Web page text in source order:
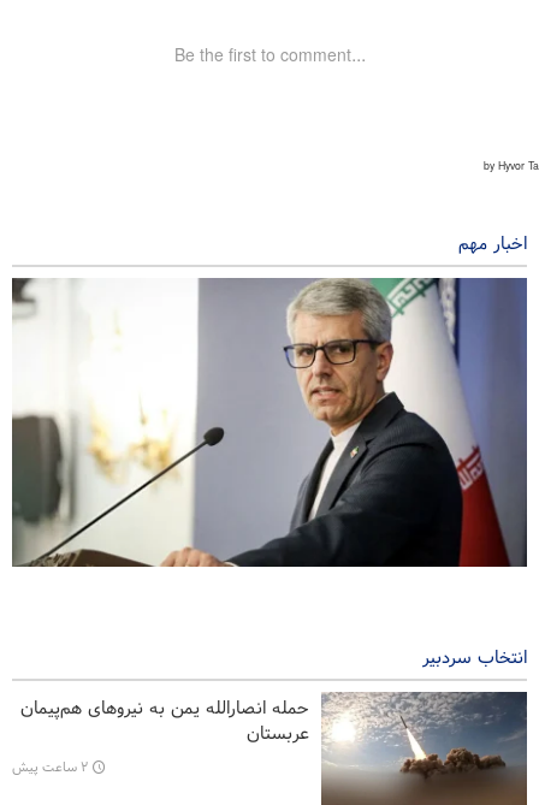
اخبار مهم
نیکزاد: دشمن به نظم جدید منطقه تن دهد
تفسیر | نتیجه ادامه جنگ؛ آمریکای ضعیف‌تر و ایران قوی‌تر
زمین گیر شدن قدرت هوایی آمریکا در برابر راهبرد ایران
انتخاب سردبیر
حمله انصارالله یمن به نیروهای هم‌پیمان
عربستان
۲ ساعت پیش